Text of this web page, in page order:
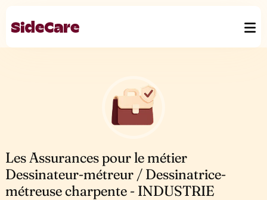
Les Assurances pour le métier
Dessinateur-métreur / Dessinatrice-
métreuse charpente - INDUSTRIE